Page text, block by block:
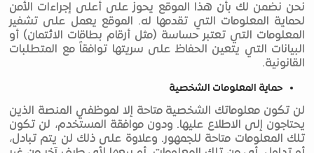
نحن نضمن لك بأن هذا الموقع يحوز على أعلى إجراءات الأمن
لحماية المعلومات التي تقدمها له. الموقع يعمل على تشفير
المعلومات التي تعتبر حساسة (مثل أرقام بطاقات الائتمان) أو
البيانات التي يتعين الحفاظ على سريتها توافقاً مع المتطلبات
القانونية.
حماية المعلومات الشخصية
لن تكون معلوماتك الشخصية متاحة إلا لموظفي المنصة الذين
يحتاجون إلى الاطلاع عليها. ودون موافقة المستخدم، لن تكون
تلك المعلومات متاحة للجمهور. وعلاوة على ذلك لن يتم تبادل،